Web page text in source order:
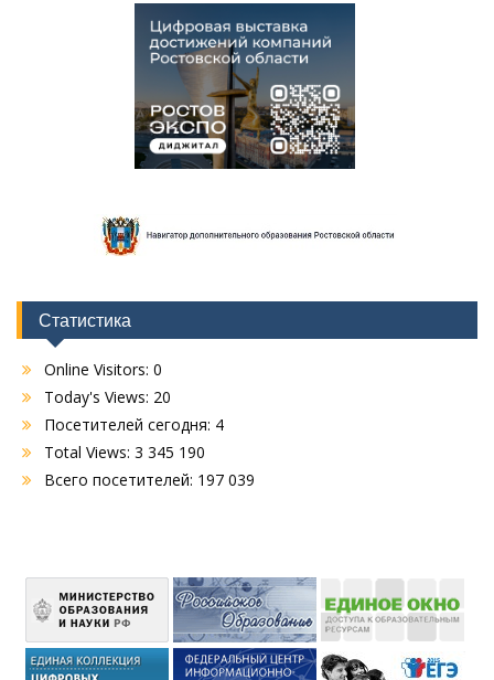
Статистика
Online Visitors: 0
Today's Views: 20
Посетителей сегодня: 4
Total Views: 3 345 190
Всего посетителей: 197 039